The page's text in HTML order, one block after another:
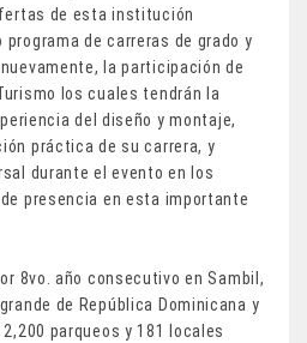
de esta institución
de carreras de grado y
la participación de
los cuales tendrán la
del diseño y montaje,
práctica de su carrera, y
durante el evento en los
presencia en esta importante
8vo. año consecutivo en Sambil,
de República Dominicana y
parqueos y 181 locales